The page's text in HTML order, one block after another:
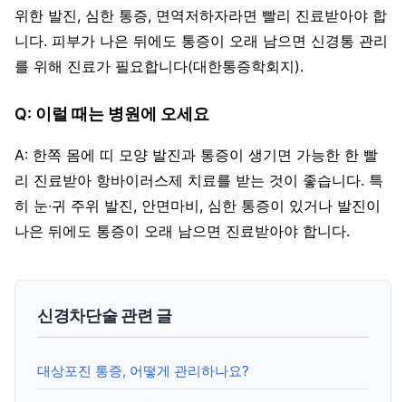
위한 발진, 심한 통증, 면역저하자라면 빨리 진료받아야 합
니다. 피부가 나은 뒤에도 통증이 오래 남으면 신경통 관리
를 위해 진료가 필요합니다(대한통증학회지).
Q: 이럴 때는 병원에 오세요
A: 한쪽 몸에 띠 모양 발진과 통증이 생기면 가능한 한 빨
리 진료받아 항바이러스제 치료를 받는 것이 좋습니다. 특
히 눈·귀 주위 발진, 안면마비, 심한 통증이 있거나 발진이
나은 뒤에도 통증이 오래 남으면 진료받아야 합니다.
신경차단술 관련 글
대상포진 통증, 어떻게 관리하나요?